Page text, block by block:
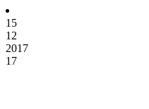
15
12
2017
17